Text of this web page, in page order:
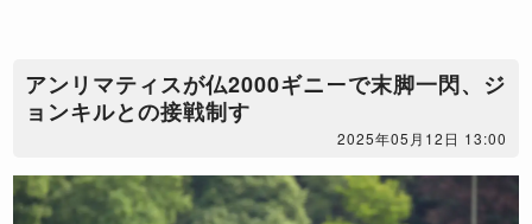
アンリマティスが仏2000ギニーで末脚一閃、ジ
ョンキルとの接戦制す
2025年05月12日 13:00